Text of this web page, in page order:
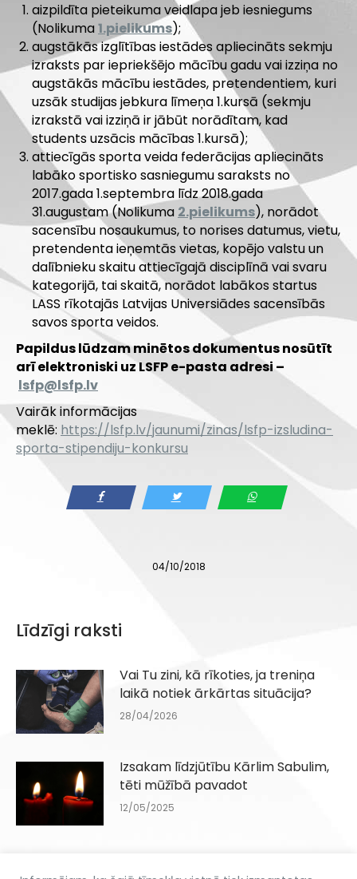
aizpildīta pieteikuma veidlapa jeb iesniegums
(Nolikuma1.pielikums);
augstākās izglītības iestādes apliecināts sekmju
izraksts par iepriekšējo mācību gadu vai izziņa no
augstākās mācību iestādes, pretendentiem, kuri
uzsāk studijas jebkura līmeņa 1.kursā (sekmju
izrakstā vai izziņā ir jābūt norādītam, kad
students uzsācis mācības 1.kursā);
attiecīgās sporta veida federācijas apliecināts
labāko sportisko sasniegumu saraksts no
2017.gada 1.septembra līdz 2018.gada
31.augustam (Nolikuma 2.pielikums), norādot
sacensību nosaukumus, to norises datumus, vietu,
pretendenta ieņemtās vietas, kopējo valstu un
dalībnieku skaitu attiecīgajā disciplīnā vai svaru
kategorijā, tai skaitā, norādot labākos startus
LASS rīkotajās Latvijas Universiādes sacensībās
savos sporta veidos.
Papildus lūdzam minētos dokumentusnosūtīt
arī elektroniski uz LSFP e-pasta adresi –
lsfp@lsfp.lv
Vairāk informācijas
meklē: https://lsfp.lv/jaunumi/zinas/lsfp-izsludina-
sporta-stipendiju-konkursu
04/10/2018
Līdzīgi raksti
Vai Tu zini, kā rīkoties, ja treniņa
laikā notiek ārkārtas situācija?
28/04/2026
Izsakam līdzjūtību Kārlim Sabulim,
tēti mūžībā pavadot
12/05/2025